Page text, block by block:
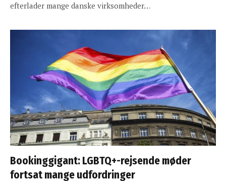
efterlader mange danske virksomheder…
Bookinggigant: LGBTQ+-rejsende møder
fortsat mange udfordringer